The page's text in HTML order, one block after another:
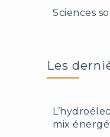
Sciences
Les
mix